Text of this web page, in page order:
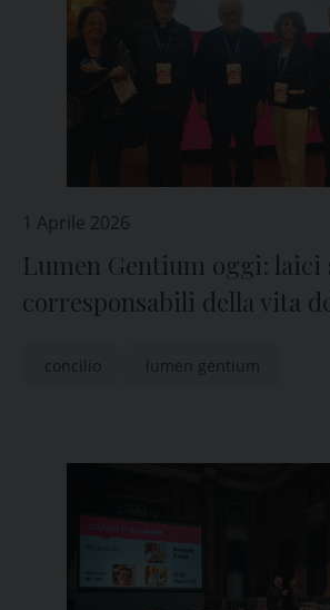
1 Aprile 2026
Lumen Gentium oggi: laici
corresponsabili della vita
concilio lumen gentium